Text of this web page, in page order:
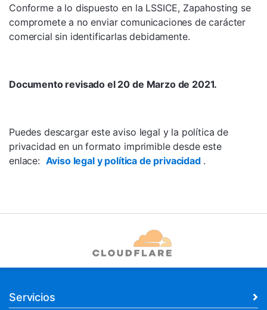
Conforme a lo dispuesto en la LSSICE, Zapahosting se
compromete a no enviar comunicaciones de carácter
comercial sin identificarlas debidamente.
Documento revisado el 20 de Marzo de 2021.
Puedes descargar este aviso legal y la política de
privacidad en un formato imprimible desde este
enlace: Aviso legal y política de privacidad .
Servicios